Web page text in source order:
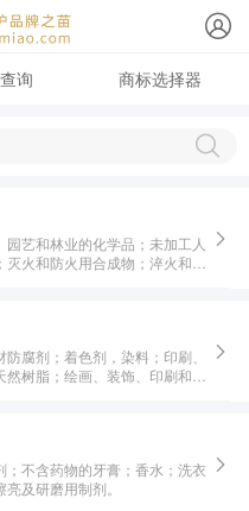
询 商标选择器
艺和林业的化学品；未加工人
火和防火用合成物；淬火和焊
腐剂；着色剂，染料；印刷、
树脂；绘画、装饰、印刷和艺
不含药物的牙膏；香水；洗衣
及研磨用制剂。